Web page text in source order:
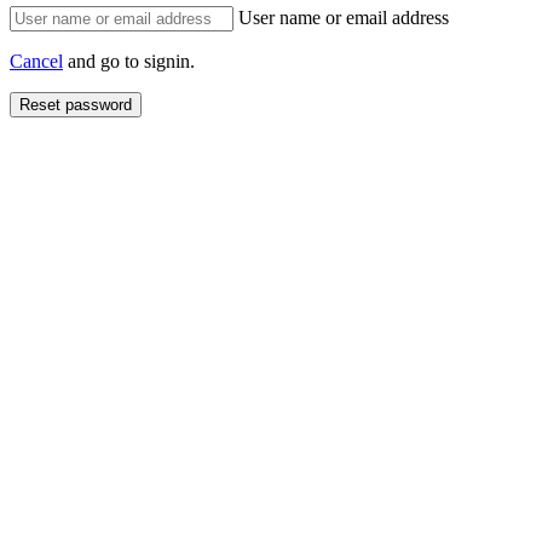
User name or email address
Cancel and go to signin.
Reset password